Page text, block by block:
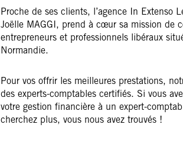
Proche de ses clients, l’agence In Extenso
Joëlle MAGGI, prend à cœur sa mission de
entrepreneurs et professionnels libéraux
Normandie.
Pour vos offrir les meilleures prestations,
des experts-comptables certifiés. Si vous
votre gestion financière à un expert-
cherchez plus, vous nous avez trouvés !